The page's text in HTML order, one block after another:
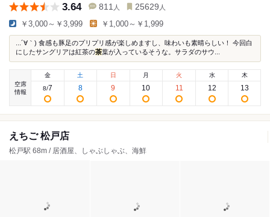
3.64 811 人 25629 人
￥3,000～￥3,999 ￥1,000～￥1,999
...´∀｀) 食感も豚足のプリプリ感が楽しめますし、味わいも素晴らしい！ 今回白
にしたサングリアは紅茶の茶葉が入っているそうな。サラダのサウ...
空席
情報
金
8/7
土
8
日
9
月
10
火
11
水
12
木
13
えちご 松戸店
松戸駅 68m / 居酒屋、しゃぶしゃぶ、海鮮